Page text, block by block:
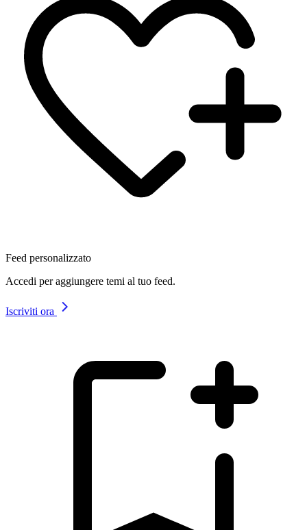
Feed personalizzato
Accedi per aggiungere temi al tuo feed.
Iscriviti ora